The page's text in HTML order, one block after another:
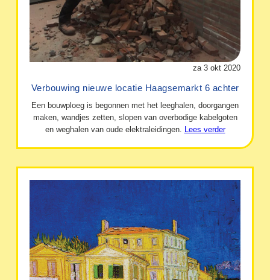
za 3 okt 2020
Verbouwing nieuwe locatie Haagsemarkt 6 achter
Een bouwploeg is begonnen met het leeghalen, doorgangen
maken, wandjes zetten, slopen van overbodige kabelgoten
en weghalen van oude elektraleidingen. Lees verder